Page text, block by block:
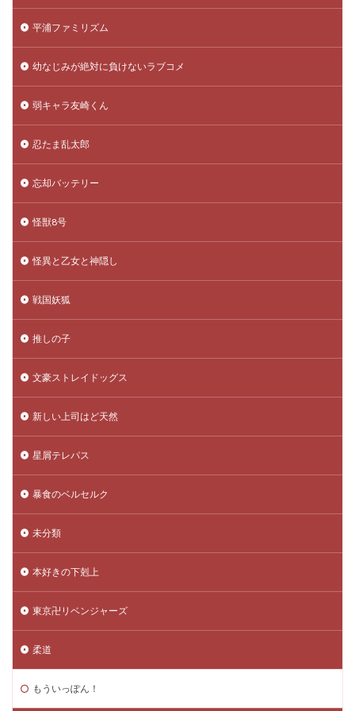
平浦ファミリズム
幼なじみが絶対に負けないラブコメ
弱キャラ友崎くん
忍たま乱太郎
忘却バッテリー
怪獣8号
怪異と乙女と神隠し
戦国妖狐
推しの子
文豪ストレイドッグス
新しい上司はど天然
星屑テレパス
暴食のベルセルク
未分類
本好きの下剋上
東京卍リベンジャーズ
柔道
もういっぽん！